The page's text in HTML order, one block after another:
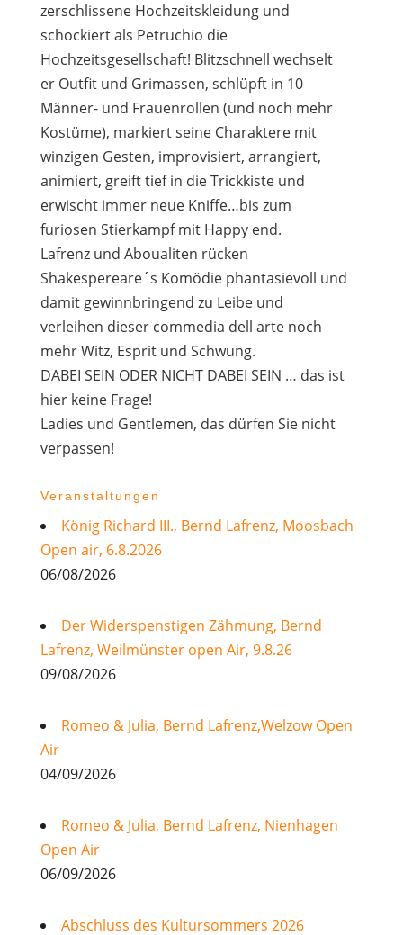
zerschlissene Hochzeitskleidung und
schockiert als Petruchio die
Hochzeitsgesellschaft! Blitzschnell wechselt
er Outfit und Grimassen, schlüpft in 10
Männer- und Frauenrollen (und noch mehr
Kostüme), markiert seine Charaktere mit
winzigen Gesten, improvisiert, arrangiert,
animiert, greift tief in die Trickkiste und
erwischt immer neue Kniffe…bis zum
furiosen Stierkampf mit Happy end.
Lafrenz und Aboualiten rücken
Shakespereare´s Komödie phantasievoll und
damit gewinnbringend zu Leibe und
verleihen dieser commedia dell arte noch
mehr Witz, Esprit und Schwung.
DABEI SEIN ODER NICHT DABEI SEIN … das ist
hier keine Frage!
Ladies und Gentlemen, das dürfen Sie nicht
verpassen!
Veranstaltungen
König Richard III., Bernd Lafrenz, Moosbach
Open air, 6.8.2026
06/08/2026
Der Widerspenstigen Zähmung, Bernd
Lafrenz, Weilmünster open Air, 9.8.26
09/08/2026
Romeo & Julia, Bernd Lafrenz,Welzow Open
Air
04/09/2026
Romeo & Julia, Bernd Lafrenz, Nienhagen
Open Air
06/09/2026
Abschluss des Kultursommers 2026